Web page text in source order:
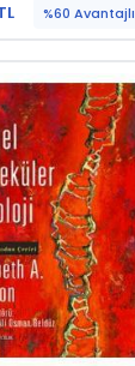
%60 Avantajlı